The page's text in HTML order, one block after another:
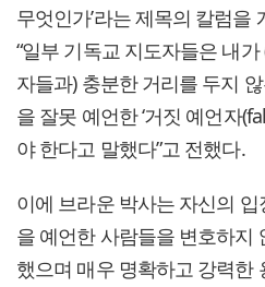
무엇인가’라는 제목의 칼럼을
“일부 기독교 지도자들은 내
자들과) 충분한 거리를 두지
을 잘못 예언한 ‘거짓 예언자
야 한다고 말했다”고 전했다.
이에 브라운 박사는 자신의 입
을 예언한 사람들을 변호하지
했으며 매우 명확하고 강력한